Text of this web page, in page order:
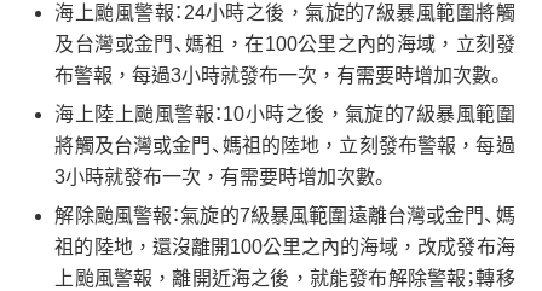
海上颱風警報：24小時之後，氣旋的7級暴風範圍將觸
及台灣或金門、媽祖，在100公里之內的海域，立刻發
布警報，每過3小時就發布一次，有需要時增加次數。
海上陸上颱風警報：10小時之後，氣旋的7級暴風範圍
將觸及台灣或金門、媽祖的陸地，立刻發布警報，每過
3小時就發布一次，有需要時增加次數。
解除颱風警報：氣旋的7級暴風範圍遠離台灣或金門、媽
祖的陸地，還沒離開100公里之內的海域，改成發布海
上颱風警報，離開近海之後，就能發布解除警報；轉移